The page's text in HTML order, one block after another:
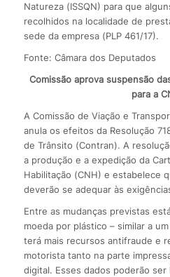
Natureza (ISSQN) para que
recolhidos na localidade de
sede da empresa (PLP 461/17).
Fonte: Câmara dos Deputados
Comissão aprova suspensão
para a
A Comissão de Viação e
anula os efeitos da Resolução
de Trânsito (Contran). A
a produção e a expedição da
Habilitação (CNH) e estabelece
deverão se adequar às
Entre as mudanças previstas
moeda por plástico – similar a
terá mais recursos antifraude e
motorista tanto na parte
digital. Esses dados poderão